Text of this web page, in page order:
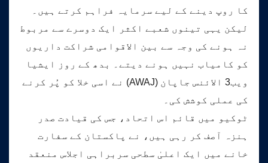
کا روپ دینے کے لیے سرمایہ فراہم کرتے ہیں۔
لیکن یہی تینوں شعبے اکثر ایک دوسرے سے مربوط
نہ ہونے کی وجہ سے بین الاقوامی شراکت داریوں
کو کامیاب نہیں ہونے دیتے۔ بدھ کے روز ایشیا
ویب3 الائنس جاپان (AWAJ) نے اسی خلا کو پُر کرنے
کی عملی کوشش کی۔
ٹوکیو میں قائم اس اتحاد، جس کی قیادت صدر
ہنزہ آصف کر رہی ہیں، نے پاکستان کے سفارت
خانے میں ایک اعلیٰ سطحی سربراہی اجلاس منعقد